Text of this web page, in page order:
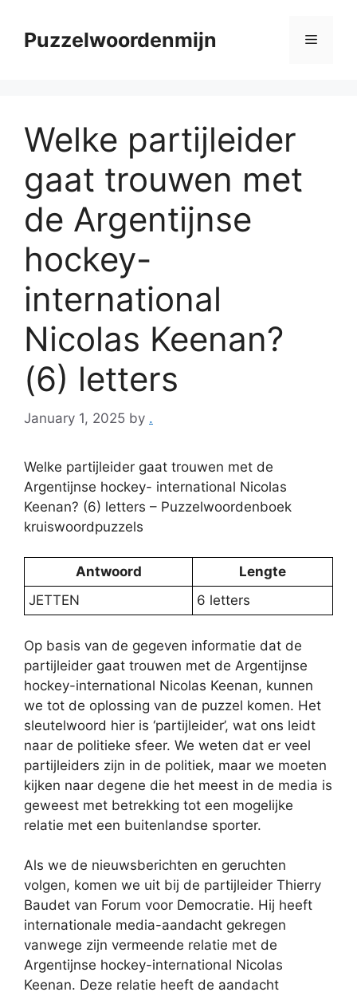
contentPuzzelwoordenmijn Menu
Welke partijleider
gaat trouwen met
de Argentijnse
hockey-
international
Nicolas Keenan?
(6) letters
January 1, 2025 by .
Welke partijleider gaat trouwen met de
Argentijnse hockey- international Nicolas
Keenan? (6) letters – Puzzelwoordenboek
kruiswoordpuzzels
Antwoord
Lengte
JETTEN
6 letters
Op basis van de gegeven informatie dat de
partijleider gaat trouwen met de Argentijnse
hockey-international Nicolas Keenan, kunnen
we tot de oplossing van de puzzel komen. Het
sleutelwoord hier is ‘partijleider’, wat ons leidt
naar de politieke sfeer. We weten dat er veel
partijleiders zijn in de politiek, maar we moeten
kijken naar degene die het meest in de media is
geweest met betrekking tot een mogelijke
relatie met een buitenlandse sporter.
Als we de nieuwsberichten en geruchten
volgen, komen we uit bij de partijleider Thierry
Baudet van Forum voor Democratie. Hij heeft
internationale media-aandacht gekregen
vanwege zijn vermeende relatie met de
Argentijnse hockey-international Nicolas
Keenan. Deze relatie heeft de aandacht